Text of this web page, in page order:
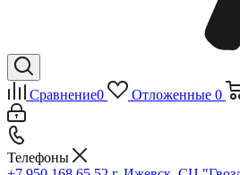
Сравнение0 Отложенные 0
Телефоны